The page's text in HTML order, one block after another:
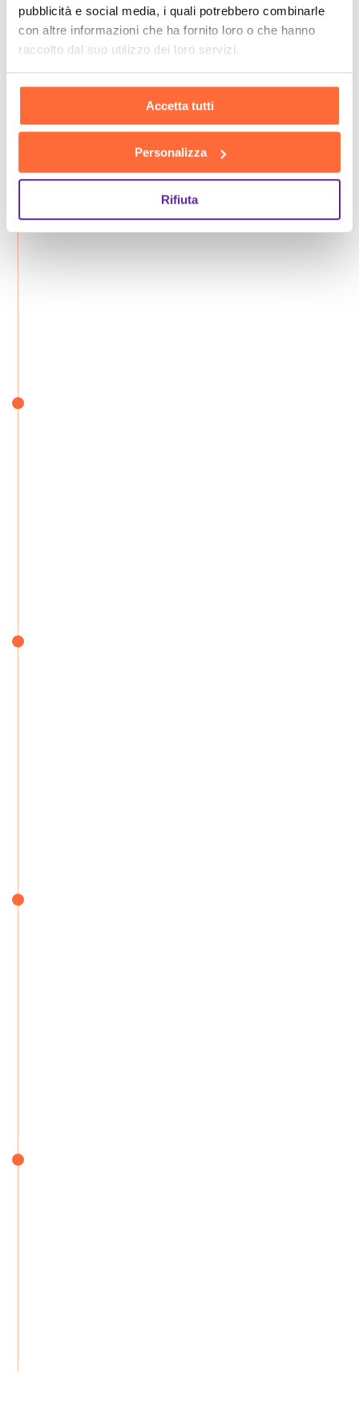
pubblicità e social media, i quali potrebbero combinarle
con altre informazioni che ha fornito loro o che hanno
raccolto dal suo utilizzo dei loro servizi.
Accetta tutti
Personalizza
Rifiuta
Le fasi della nostra
consulenza insieme